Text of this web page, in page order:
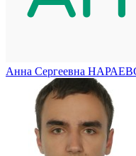
Анна Сергеевна